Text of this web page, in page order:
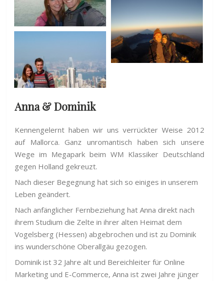
Anna & Dominik
Kennengelernt haben wir uns verrückter Weise 2012
auf Mallorca. Ganz unromantisch haben sich unsere
Wege im Megapark beim WM Klassiker Deutschland
gegen Holland gekreuzt.
Nach dieser Begegnung hat sich so einiges in unserem
Leben geändert.
Nach anfänglicher Fernbeziehung hat Anna direkt nach
ihrem Studium die Zelte in ihrer alten Heimat dem
Vogelsberg (Hessen) abgebrochen und ist zu Dominik
ins wunderschöne Oberallgäu gezogen.
Dominik ist 32 Jahre alt und Bereichleiter für Online
Marketing und E-Commerce, Anna ist zwei Jahre jünger